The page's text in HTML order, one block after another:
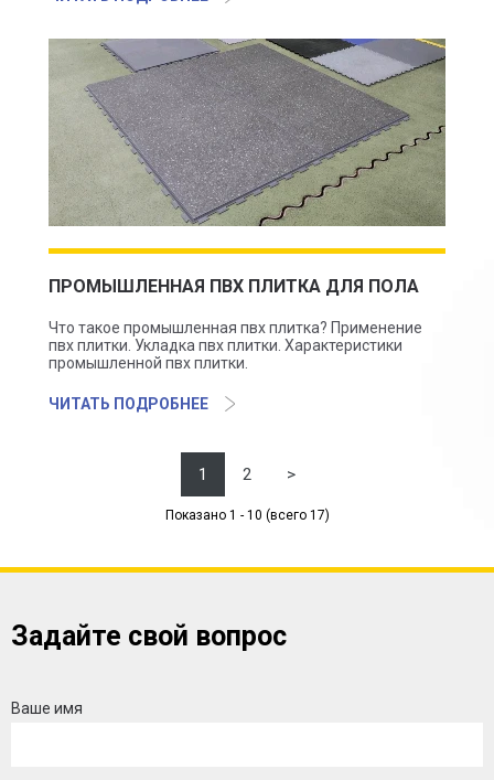
ПРОМЫШЛЕННАЯ ПВХ ПЛИТКА ДЛЯ ПОЛА
Что такое промышленная пвх плитка? Применение
пвх плитки. Укладка пвх плитки. Характеристики
промышленной пвх плитки.
ЧИТАТЬ ПОДРОБНЕЕ
1 2 >
Показано 1 - 10 (всего 17)
Задайте свой вопрос
Ваше имя